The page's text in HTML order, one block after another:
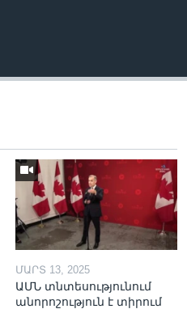
ՄԱՐՏ 13, 2025
ԱՄՆ տնտեսությունում
անորոշություն է տիրում